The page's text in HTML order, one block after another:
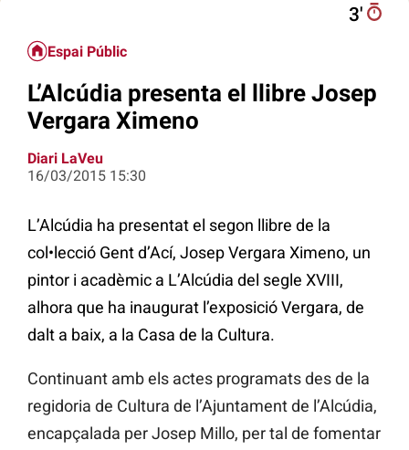
3′
Espai Públic
L’Alcúdia presenta el llibre Josep
Vergara Ximeno
Diari LaVeu
16/03/2015 15:30
L’Alcúdia ha presentat el segon llibre de la
col•lecció Gent d’Ací, Josep Vergara Ximeno, un
pintor i acadèmic a L’Alcúdia del segle XVIII,
alhora que ha inaugurat l’exposició Vergara, de
dalt a baix, a la Casa de la Cultura.
Continuant amb els actes programats des de la
regidoria de Cultura de l’Ajuntament de l’Alcúdia,
encapçalada per Josep Millo, per tal de fomentar